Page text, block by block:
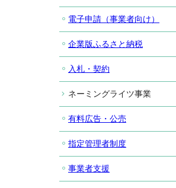
電子申請（事業者向け）
企業版ふるさと納税
入札・契約
ネーミングライツ事業
有料広告・公売
指定管理者制度
事業者支援